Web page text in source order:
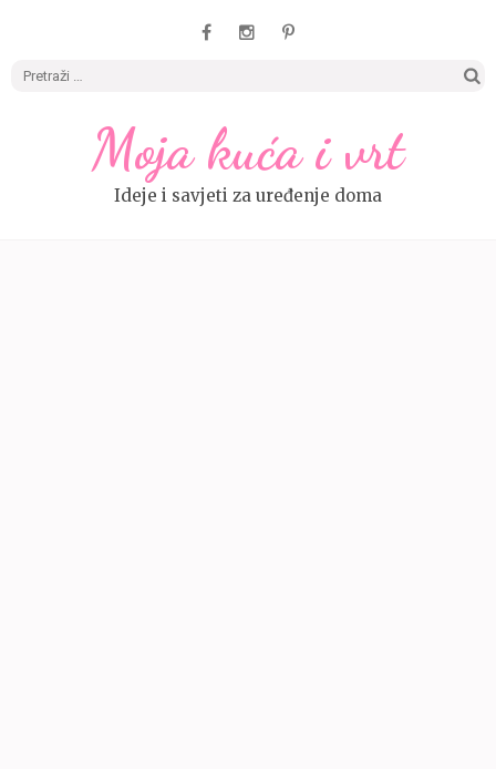
Moja kuća i vrt
Ideje i savjeti za uređenje doma